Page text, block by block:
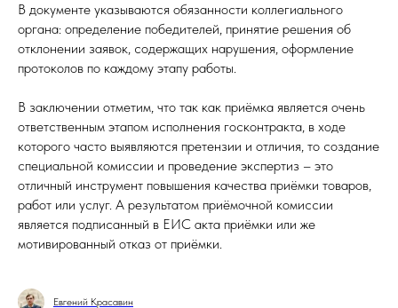
В документе указываются обязанности коллегиального
органа: определение победителей, принятие решения об
отклонении заявок, содержащих нарушения, оформление
протоколов по каждому этапу работы.
В заключении отметим, что так как приёмка является очень
ответственным этапом исполнения госконтракта, в ходе
которого часто выявляются претензии и отличия, то создание
специальной комиссии и проведение экспертиз – это
отличный инструмент повышения качества приёмки товаров,
работ или услуг. А результатом приёмочной комиссии
является подписанный в ЕИС акта приёмки или же
мотивированный отказ от приёмки.
Евгений Красавин